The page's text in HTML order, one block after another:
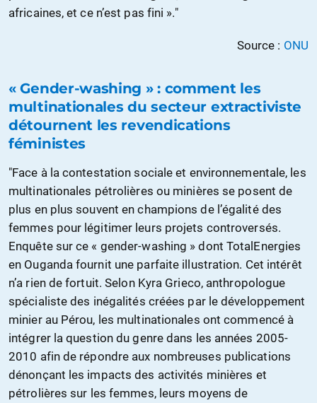
africaines, et ce n’est pas fini »."
Source : ONU
« Gender-washing » : comment les
multinationales du secteur extractiviste
détournent les revendications
féministes
"Face à la contestation sociale et environnementale, les
multinationales pétrolières ou minières se posent de
plus en plus souvent en champions de l’égalité des
femmes pour légitimer leurs projets controversés.
Enquête sur ce « gender-washing » dont TotalEnergies
en Ouganda fournit une parfaite illustration. Cet intérêt
n’a rien de fortuit. Selon Kyra Grieco, anthropologue
spécialiste des inégalités créées par le développement
minier au Pérou, les multinationales ont commencé à
intégrer la question du genre dans les années 2005-
2010 afin de répondre aux nombreuses publications
dénonçant les impacts des activités minières et
pétrolières sur les femmes, leurs moyens de